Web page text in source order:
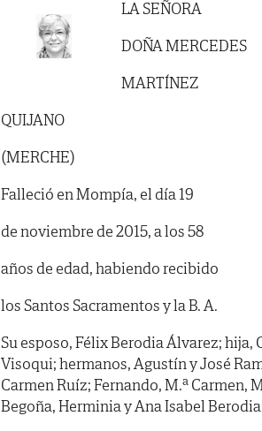
LA SEÑORA
DOÑA MERCEDES
MARTÍNEZ
QUIJANO
(MERCHE)
Falleció en Mompía, el día 19
de noviembre de 2015, a los 58
años de edad, habiendo recibido
los Santos Sacramentos y la B. A.
Su esposo, Félix Berodia Álvarez;
Visoqui; hermanos, Agustín y José
Carmen Ruíz; Fernando, M.ª
Begoña, Herminia y Ana Isabel